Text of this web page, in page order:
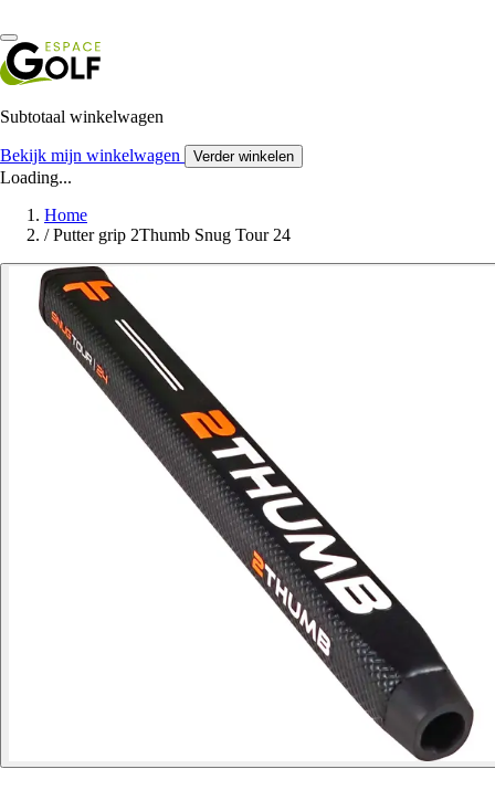
Subtotaal winkelwagen
Bekijk mijn winkelwagen Verder winkelen
Loading...
Home
/ Putter grip 2Thumb Snug Tour 24